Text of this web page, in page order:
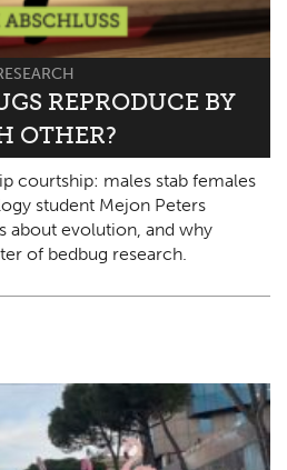
REPRODUCE BY
OTHER?
courtship: males stab females
student Mejon Peters
about evolution, and why
of bedbug research.